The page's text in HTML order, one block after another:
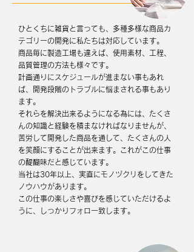
ひとくちに雑貨と言っても、多種多様な商品カ
テゴリーの開発に私たちは対応しています。
商品毎に製造工場も違えば、使用素材、工程、
品質管理の方法も様々です。
計画通りにスケジュールが進まない事もあれ
ば、開発段階のトラブルに悩まされる事もあり
ます。
それらを解決出来るようになる為には、たくさ
んの知識と経験を積まなければなりませんが、
苦労して開発した商品を通して、たくさんの人
を笑顔にすることが出来ます。これがこの仕事
の醍醐味だと感じています。
当社は30年以上、実直にモノヅクリをしてきた
ノウハウがあります。
この仕事の楽しさや喜びを感じていただけるよ
うに、しっかりフォロー致します。